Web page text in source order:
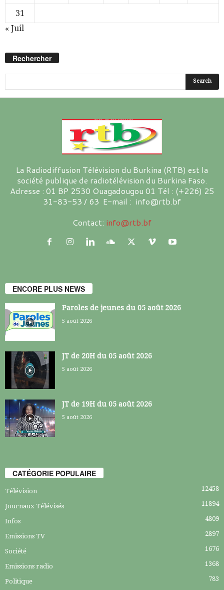
31
« Juil
Rechercher
La Radiodiffusion Télévision du Burkina (RTB) est la
société publique de radiotélévision du Burkina Faso.
Adresse : 01 BP 2530 Ouagadougou 01 Tél : (+226) 25
31-83-53 / 63 E-mail : info@rtb.bf
Contact: info@rtb.bf
ENCORE PLUS NEWS
Paroles de jeunes du 05 août 2026
5 août 2026
JT de 20H du 05 août 2026
5 août 2026
JT de 19H du 05 août 2026
5 août 2026
CATÉGORIE POPULAIRE
Télévision 12458
Journaux Télévisés 11894
Infos 4809
Emissions TV 2897
Société 1676
Emissions radio 1368
Politique 783